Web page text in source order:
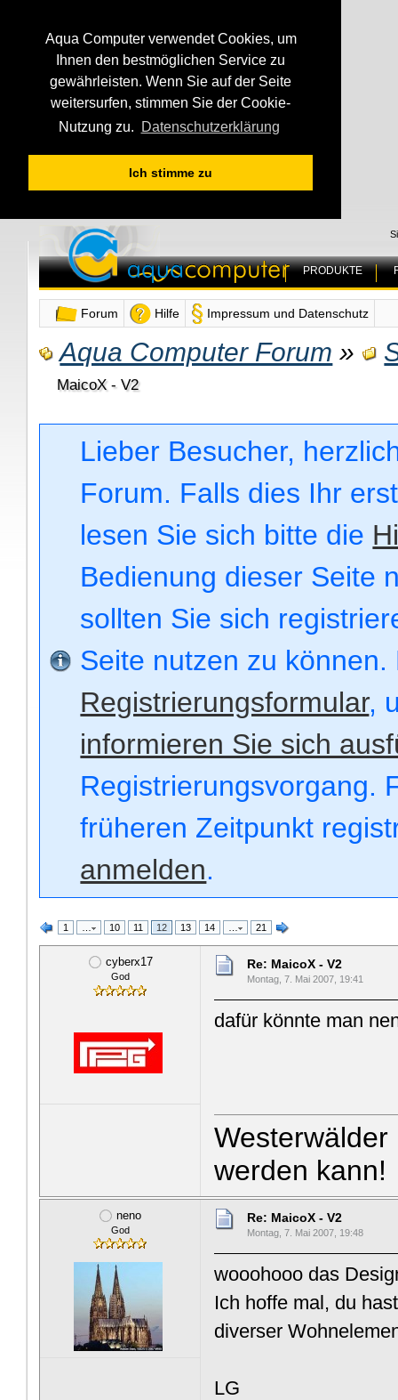
Aqua Computer verwendet Cookies, um
Ihnen den bestmöglichen Service zu
gewährleisten. Wenn Sie auf der Seite
weitersurfen, stimmen Sie der Cookie-
Nutzung zu.
Datenschutzerklärung
Ich stimme zu
PRODUKTE
Forum Hilfe Impressum und Datenschutz
Aqua Computer Forum »
MaicoX - V2
Lieber Besucher,
Forum. Falls dies Ihr
lesen Sie sich bitte die
Bedienung dieser Seite
sollten Sie sich
Seite nutzen zu
Registrierungsformular,
informieren Sie sich
Registrierungsvorgang.
früheren Zeitpunkt
anmelden.
1 … 10 11 12 13 14 … 21
cyberx17
God
Re: MaicoX - V2
Montag, 7. Mai 2007, 19:41
dafür könnte man
werden kann!
neno
God
Re: MaicoX - V2
Montag, 7. Mai 2007, 19:48
wooohooo das
Ich hoffe mal, du
diverser
LG